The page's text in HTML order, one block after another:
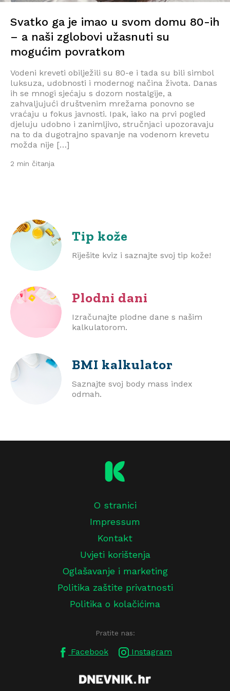
Svatko ga je imao u svom domu 80-ih
– a naši zglobovi užasnuti su
mogućim povratkom
Vodeni kreveti obilježili su 80-e i tada su bili simbol
luksuza, udobnosti i modernog načina života. Danas
ih se mnogi sjećaju s dozom nostalgije, a
zahvaljujući društvenim mrežama ponovno se
vraćaju u fokus javnosti. Ipak, iako na prvi pogled
djeluju udobno i zanimljivo, stručnjaci upozoravaju
na to da dugotrajno spavanje na vodenom krevetu
možda nije […]
2 min čitanja
Tip kože
Riješite kviz i saznajte svoj tip kože!
Plodni dani
Izračunajte plodne dane s našim
kalkulatorom.
BMI kalkulator
Saznajte svoj body mass index
odmah.
O stranici
Impressum
Kontakt
Uvjeti korištenja
Oglašavanje i marketing
Politika zaštite privatnosti
Politika o kolačićima
Pratite nas:
Facebook Instagram